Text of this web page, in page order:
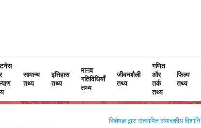
सामान्य
तथ्य
इतिहास
तथ्य
मानव
गतिविधियाँ
तथ्य
जीवनशैली
तथ्य
गणित
और
तर्क
तथ्य
फिल्म
तथ्य
लीग फाइनल के बारे में 32 तथ्य
विशेषज्ञ द्वारा सत्यापितसंपादकीय